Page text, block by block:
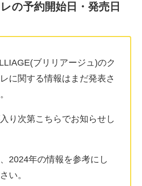
の予約開始日・発売日
ブリリアージュ)のク
に関する情報はまだ発表さ
り次第こちらでお知らせし
2024年の情報を参考にし
い。